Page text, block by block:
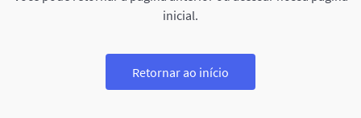
inicial.
Retornar ao início